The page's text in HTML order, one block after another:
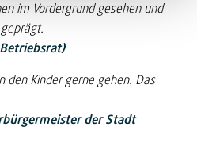
im Vordergrund gesehen und
den Kinder gerne gehen. Das
der Stadt